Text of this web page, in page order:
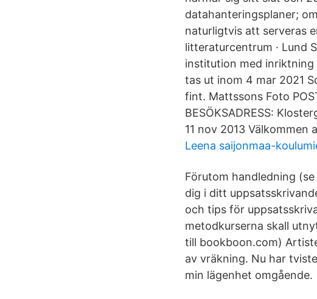
datahanteringsplaner;
naturligtvis att serveras
litteraturcentrum · Lund
institution med inriktning
tas ut inom 4 mar 2021
fint. Mattssons Foto
BESÖKSADRESS:
11 nov 2013
Leena saijonmaa-
Förutom handledning
dig i ditt
och tips för
metodkurserna skall
till bookboon.com)
av vräkning. Nu har
min lägenhet omgående.